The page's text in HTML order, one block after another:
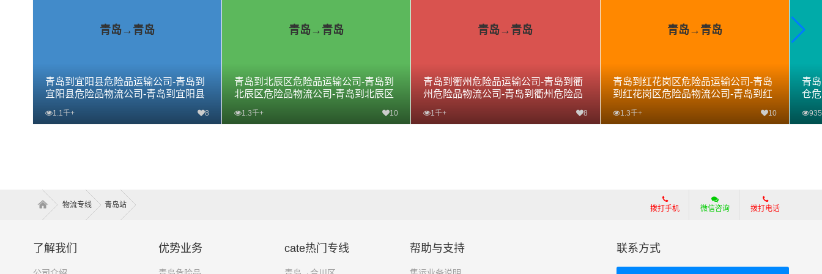
青岛→青岛
青岛到宜阳县危险品运输公司-青岛到
宜阳县危险品物流公司-青岛到宜阳县
1.1千+ 8
青岛→青岛
青岛到北辰区危险品运输公司-青岛到
北辰区危险品物流公司-青岛到北辰区
1.3千+ 10
青岛→青岛
青岛到衢州危险品运输公司-青岛到衢
州危险品物流公司-青岛到衢州危险品
1千+ 8
青岛→青岛
青岛到红花岗区危险品运输公司-青岛
到红花岗区危险品物流公司-青岛到红
1.3千+ 10
青
仓
935
物流专线 青岛站 拨打手机 微信咨询 拨打电话
了解我们 优势业务 cate热门专线 帮助与支持 联系方式